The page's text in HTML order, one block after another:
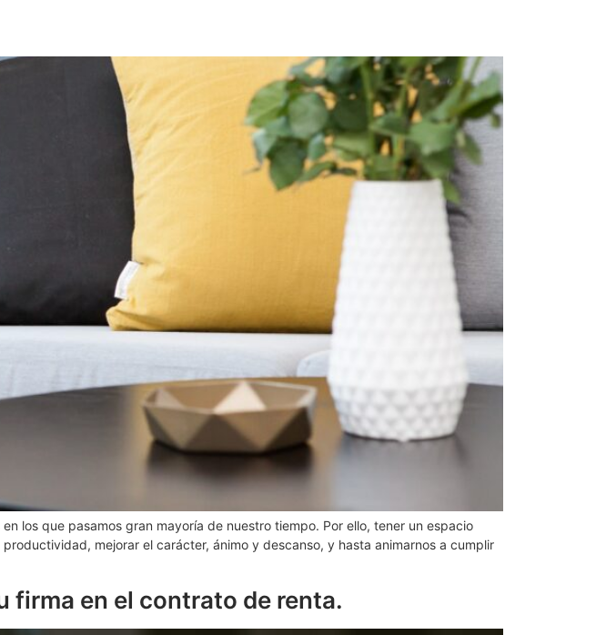
los que pasamos gran mayoría de nuestro tiempo. Por ello, tener un espacio
mejorar el carácter, ánimo y descanso, y hasta animarnos a cumplir
firma en el contrato de renta.